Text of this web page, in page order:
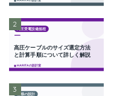
2
3